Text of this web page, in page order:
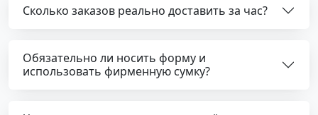
Сколько заказов реально доставить за час?
Обязательно ли носить форму и
использовать фирменную сумку?